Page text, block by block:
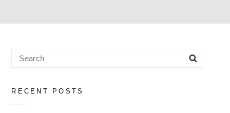
Search
RECENT POSTS